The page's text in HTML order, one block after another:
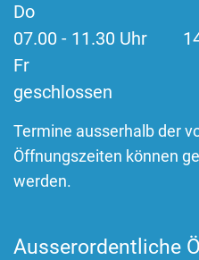
Do
07.00 - 11.30 Uhr
Fr
geschlossen
Termine ausserhalb der
Öffnungszeiten können
werden.
Ausserordentliche